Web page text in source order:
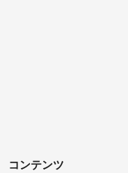
コンテンツ